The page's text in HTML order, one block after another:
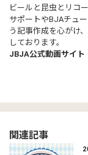
ビールと昆虫とリコ
サポートやBJAチュ
う記事作成を心がけ
しております。
JBJA公式動画サイト
関連記事